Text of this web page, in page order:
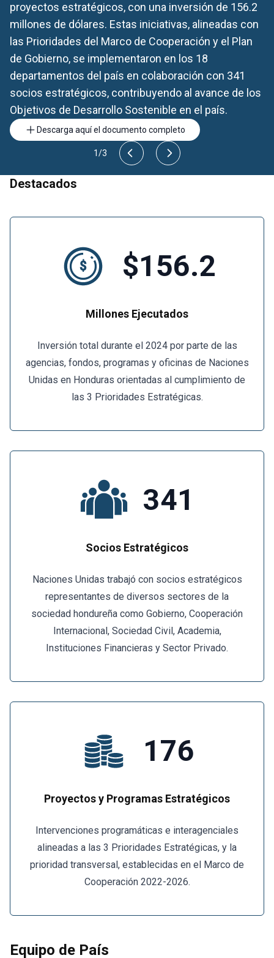
proyectos estratégicos, con una inversión de 156.2
millones de dólares. Estas iniciativas, alineadas con
las Prioridades del Marco de Cooperación y el Plan
de Gobierno, se implementaron en los 18
departamentos del país en colaboración con 341
socios estratégicos, contribuyendo al avance de los
Objetivos de Desarrollo Sostenible en el país.
Descarga aquí el documento completo
1/3
Destacados
$156.2
Millones Ejecutados
Inversión total durante el 2024 por parte de las
agencias, fondos, programas y oficinas de Naciones
Unidas en Honduras orientadas al cumplimiento de
las 3 Prioridades Estratégicas.
341
Socios Estratégicos
Naciones Unidas trabajó con socios estratégicos
representantes de diversos sectores de la
sociedad hondureña como Gobierno, Cooperación
Internacional, Sociedad Civil, Academia,
Instituciones Financieras y Sector Privado.
176
Proyectos y Programas Estratégicos
Intervenciones programáticas e interagenciales
alineadas a las 3 Prioridades Estratégicas, y la
prioridad transversal, establecidas en el Marco de
Cooperación 2022-2026.
Equipo de País